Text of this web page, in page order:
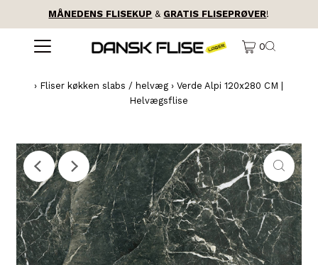
MÅNEDENS FLISEKUP & GRATIS FLISEPRØVER!
0
› Fliser køkken slabs / helvæg › Verde Alpi 120x280 CM |
Helvægsflise